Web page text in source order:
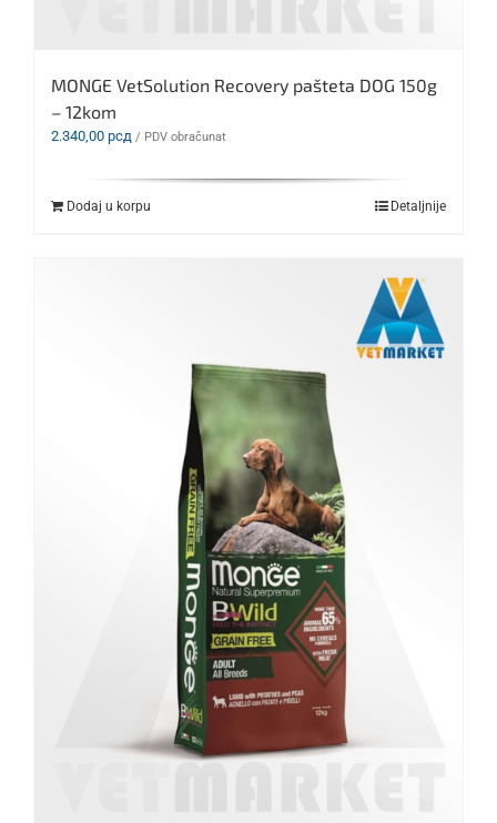
MONGE VetSolution Recovery pašteta DOG 150g
– 12kom
2.340,00 рсд / PDV obračunat
Dodaj u korpu Detaljnije